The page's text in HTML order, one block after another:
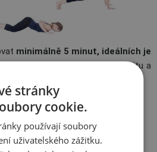
minimálně 5 minut, ideálních je
tělo připravené na sportovní aktivitu a
v chladivé vodě.
stránky
cookie.
používají soubory
uživatelského zážitku.